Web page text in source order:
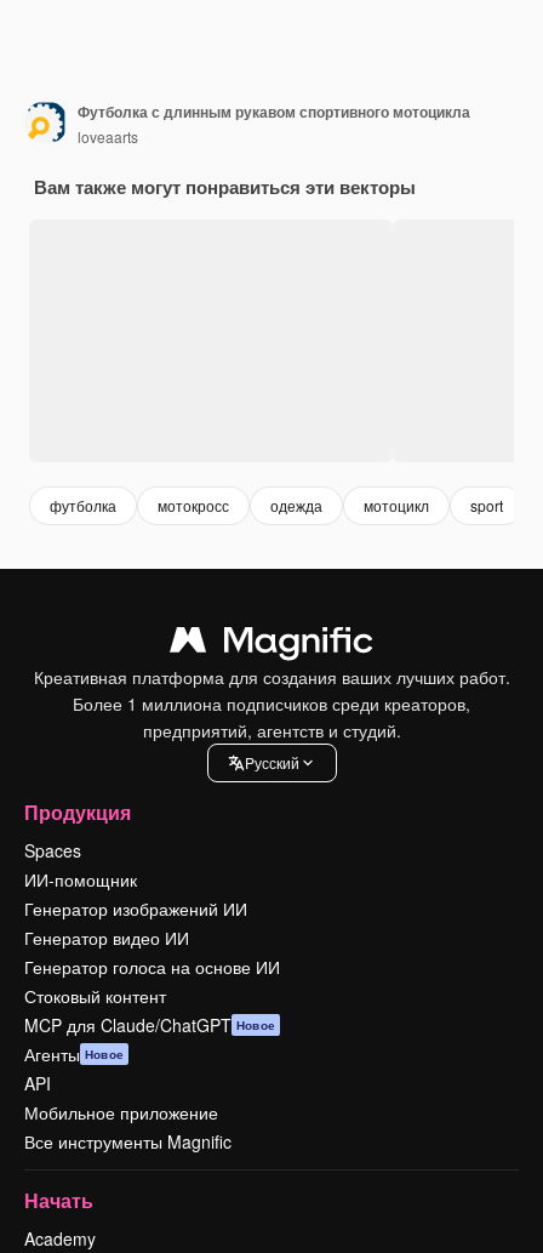
Футболка с длинным рукавом спортивного мотоцикла
loveaarts
Вам также могут понравиться эти векторы
футболка мотокросс одежда мотоцикл sport
Креативная платформа для создания ваших лучших работ.
Более 1 миллиона подписчиков среди креаторов,
предприятий, агентств и студий.
Pусский
Продукция
Spaces
ИИ-помощник
Генератор изображений ИИ
Генератор видео ИИ
Генератор голоса на основе ИИ
Стоковый контент
MCP для Claude/ChatGPT Новое
Агенты Новое
API
Мобильное приложение
Все инструменты Magnific
Начать
Academy